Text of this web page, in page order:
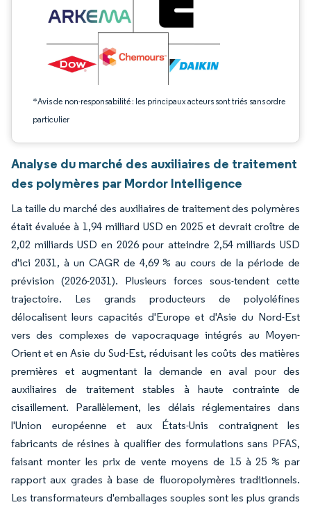
*Avis de non-responsabilité : les principaux acteurs sont triés sans ordre
particulier
Analyse du marché des auxiliaires de traitement
des polymères par Mordor Intelligence
La taille du marché des auxiliaires de traitement des polymères
était évaluée à 1,94 milliard USD en 2025 et devrait croître de
2,02 milliards USD en 2026 pour atteindre 2,54 milliards USD
d'ici 2031, à un CAGR de 4,69 % au cours de la période de
prévision (2026-2031). Plusieurs forces sous-tendent cette
trajectoire. Les grands producteurs de polyoléfines
délocalisent leurs capacités d'Europe et d'Asie du Nord-Est
vers des complexes de vapocraquage intégrés au Moyen-
Orient et en Asie du Sud-Est, réduisant les coûts des matières
premières et augmentant la demande en aval pour des
auxiliaires de traitement stables à haute contrainte de
cisaillement. Parallèlement, les délais réglementaires dans
l'Union européenne et aux États-Unis contraignent les
fabricants de résines à qualifier des formulations sans PFAS,
faisant monter les prix de vente moyens de 15 à 25 % par
rapport aux grades à base de fluoropolymères traditionnels.
Les transformateurs d'emballages souples sont les plus grands